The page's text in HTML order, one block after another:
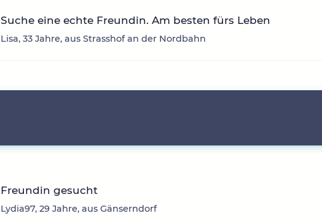
Suche eine echte Freundin. Am besten fürs Leben
Lisa, 33 Jahre, aus Strasshof an der Nordbahn
Freundin gesucht
Lydia97, 29 Jahre, aus Gänserndorf